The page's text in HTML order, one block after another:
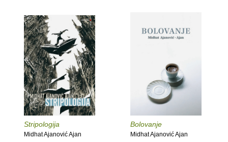
Stripologija
Midhat Ajanović Ajan
Bolovanje
Midhat Ajanović Ajan